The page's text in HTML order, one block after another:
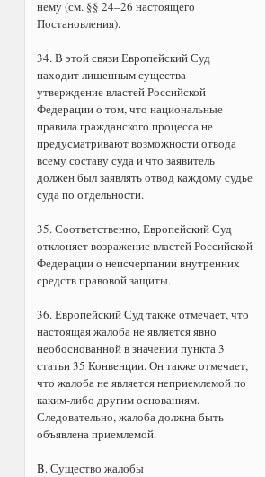
нему (см. §§ 24–26 настоящего
Постановления).
34. В этой связи Европейский Суд
находит лишенным существа
утверждение властей Российской
Федерации о том, что национальные
правила гражданского процесса не
предусматривают возможности отвода
всему составу суда и что заявитель
должен был заявлять отвод каждому судье
суда по отдельности.
35. Соответственно, Европейский Суд
отклоняет возражение властей Российской
Федерации о неисчерпании внутренних
средств правовой защиты.
36. Европейский Суд также отмечает, что
настоящая жалоба не является явно
необоснованной в значении пункта 3
статьи 35 Конвенции. Он также отмечает,
что жалоба не является неприемлемой по
каким-либо другим основаниям.
Следовательно, жалоба должна быть
объявлена приемлемой.
B. Существо жалобы